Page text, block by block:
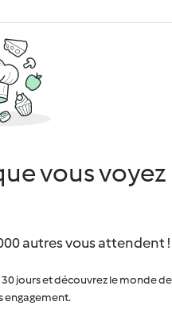
vous voyez
autres vous attendent !
jours et découvrez le monde de
engagement.